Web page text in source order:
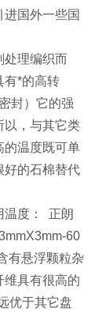
国外一些国
处理编织而
有*的高转
封）它的强
以，与其它类
的温度既可单
好的石棉替代
温度： 正朗
60
有悬浮颗粒杂
维具有很高的
优于其它盘